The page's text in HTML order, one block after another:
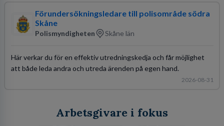
Förundersökningsledare till polisområde södra
Skåne
Polismyndigheten Skåne län
Här verkar du för en effektiv utredningskedja och får möjlighet
att både leda andra och utreda ärenden på egen hand.
2026-08-31
Arbetsgivare i fokus